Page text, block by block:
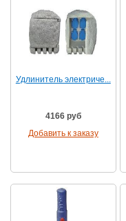
Удлинитель электриче...
4166 руб
Добавить к заказу